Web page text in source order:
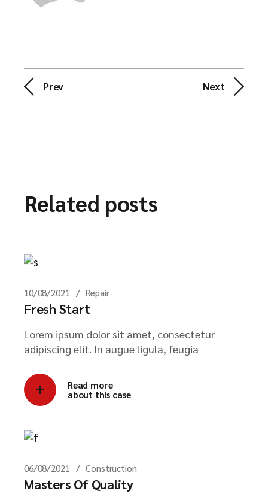
Prev Next
Related posts
10/08/2021 Repair
Fresh Start
Lorem ipsum dolor sit amet, consectetur
adipiscing elit. In augue ligula, feugia
Read more
about this case
06/08/2021 Construction
Masters Of Quality